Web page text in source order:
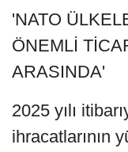
'NATO
ÖNEMLİ
ARASINDA'
2025 yılı
ihracatlarının